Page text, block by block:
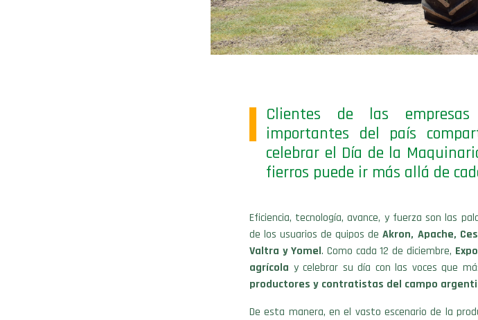
Clientes de las
importantes del país
celebrar el Día de la
fierros puede ir más allá de
Eficiencia, tecnología, avance, y fuerza son las
de los usuarios de quipos deAkron, Apache,
Valtra y Yomel. Como cada 12 de diciembre,
agrícola y celebrar su día con las voces que
productores y contratistas del campo
De esta manera, en el vasto escenario de la